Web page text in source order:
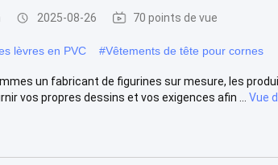
2025-08-26 70 points de vue
lèvres en PVC #Vêtements de tête pour cornes
un fabricant de figurines sur mesure, les
vos propres dessins et vos exigences afin ...
Vue